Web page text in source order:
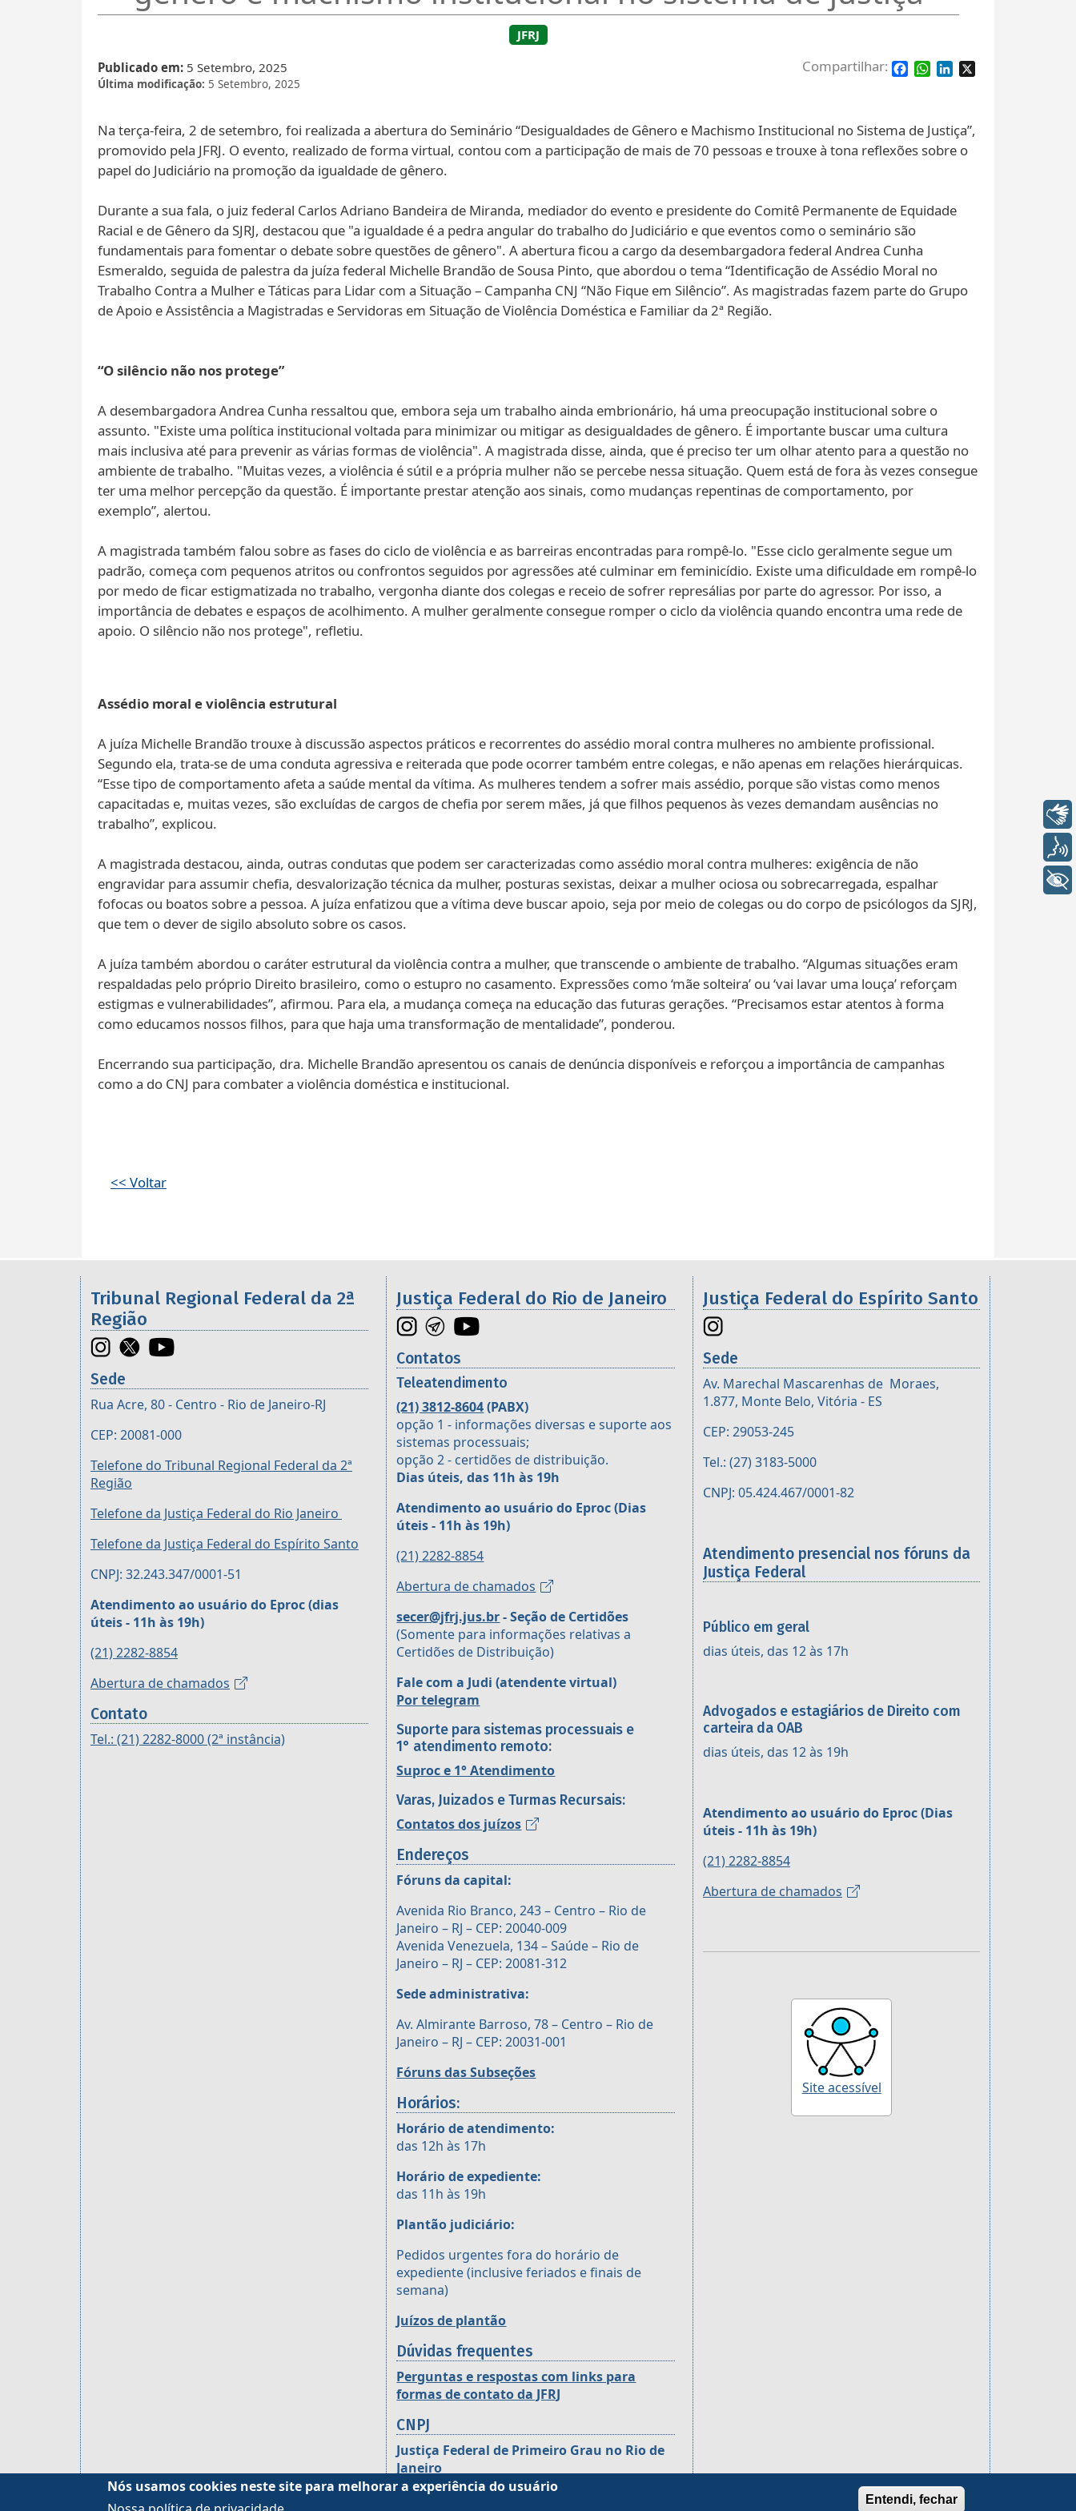
JFRJ
Publicado em 5 Setembro, 2025
Última modificação 5 Setembro, 2025
Facebook
WhatsApp
LinkedIn
Na terça-feira, 2 de setembro, foi realizada a abertura do Seminário “Desigualdades de Gênero e Machismo Institucional no Sistema de Justiça”,
promovido pela JFRJ. O evento, realizado de forma virtual, contou com a participação de mais de 70 pessoas e trouxe à tona reflexões sobre o
papel do Judiciário na promoção da igualdade de gênero.
Durante a sua fala, o juiz federal Carlos Adriano Bandeira de Miranda, mediador do evento e presidente do Comitê Permanente de Equidade
Racial e de Gênero da SJRJ​, destacou que "a igualdade é a pedra angular do trabalho do Judiciário e que eventos como o seminário são
fundamentais para fomentar o debate sobre questões de gênero". A abertura ficou a cargo da desembargadora federal Andrea Cunha
Esmeraldo, seguida de palestra da juíza federal Michelle Brandão de Sousa Pinto, que abordou o tema “Identificação de Assédio Moral no
Trabalho Contra a Mulher e Táticas para Lidar com a Situação – Campanha CNJ “Não Fique em Silêncio”. As magistradas fazem parte do Grupo
de Apoio e Assistência a Magistradas e Servidoras em Situação de Violência Doméstica e Familiar da 2ª Região.
“O silêncio não nos protege”
A desembargadora Andrea Cunha ressaltou que, embora seja um trabalho ainda embrionário, há uma preocupação institucional sobre o
assunto. "Existe uma política institucional voltada para minimizar ou mitigar as desigualdades de gênero. É importante buscar uma cultura
mais inclusiva até para prevenir as várias formas de violência". A magistrada disse, ainda, que é preciso ter um olhar atento para a questão no
ambiente de trabalho. "Muitas vezes, a violência é sútil e a própria mulher não se percebe nessa situação. Quem está de fora às vezes consegue
ter uma melhor percepção da questão. É importante prestar atenção aos sinais, como mudanças repentinas de comportamento, por
exemplo”, alertou.
A magistrada também falou sobre as fases do ciclo de violência e as barreiras encontradas para rompê-lo. "Esse ciclo geralmente segue um
padrão, começa com pequenos atritos ou confrontos seguidos por agressões até culminar em feminicídio. Existe uma dificuldade em rompê-lo
por medo de ficar estigmatizada no trabalho, vergonha diante dos colegas e receio de sofrer represálias por parte do agressor. Por isso, a
importância de debates e espaços de acolhimento. A mulher geralmente consegue romper o ciclo da violência quando encontra uma rede de
apoio. O silêncio não nos protege", refletiu.
Assédio moral e violência estrutural
A juíza Michelle Brandão trouxe à discussão aspectos práticos e recorrentes do assédio moral contra mulheres no ambiente profissional.
Segundo ela, trata-se de uma conduta agressiva e reiterada que pode ocorrer também entre colegas, e não apenas em relações hierárquicas.
“Esse tipo de comportamento afeta a saúde mental da vítima. As mulheres tendem a sofrer mais assédio, porque são vistas como menos
capacitadas e, muitas vezes, são excluídas de cargos de chefia por serem mães, já que filhos pequenos às vezes demandam ausências no
trabalho”, explicou.
A magistrada destacou, ainda, outras condutas que podem ser caracterizadas como assédio moral contra mulheres: exigência de não
engravidar para assumir chefia, desvalorização técnica da mulher, posturas sexistas, deixar a mulher ociosa ou sobrecarregada, espalhar
fofocas ou boatos sobre a pessoa. A juíza enfatizou que a vítima deve buscar apoio, seja por meio de colegas ou do corpo de psicólogos da SJRJ,
que tem o dever de sigilo absoluto sobre os casos.
A juíza também abordou o caráter estrutural da violência contra a mulher, que transcende o ambiente de trabalho. “Algumas situações eram
respaldadas pelo próprio Direito brasileiro, como o estupro no casamento. Expressões como ‘mãe solteira’ ou ‘vai lavar uma louça’ reforçam
estigmas e vulnerabilidades”, afirmou. Para ela, a mudança começa na educação das futuras gerações. “Precisamos estar atentos à forma
como educamos nossos filhos, para que haja uma transformação de mentalidade”, ponderou.
Encerrando sua participação, dra. Michelle Brandão apresentou os canais de denúncia disponíveis e reforçou a importância de campanhas
como a do CNJ para combater a violência doméstica e institucional.
<< Voltar
Informações úteis sobre os órgãos da 2ª Região
Tribunal Regional Federal da 2ª
Região
Sede
Rua Acre, 80 - Centro - Rio de Janeiro-RJ
CEP: 20081-000
Telefone do Tribunal Regional Federal da 2ª
Região
Telefone da Justiça Federal do Rio Janeiro
Telefone da Justiça Federal do Espírito Santo
CNPJ: 32.243.347/0001-51
Atendimento ao usuário do Eproc (dias
úteis - 11h às 19h)
(21) 2282-8854
Abertura de chamados
Contato
Tel.: (21) 2282-8000 (2ª instância)
Justiça Federal do Rio de Janeiro
Contatos
Teleatendimento
(21) 3812-8604(PABX)
opção 1 - informações diversas e suporte aos
sistemas processuais;
opção 2 - certidões de distribuição.
Dias úteis, das 11h às 19h
Atendimento ao usuário do Eproc (Dias
úteis - 11h às 19h)
(21) 2282-8854
Abertura de chamados
secer@jfrj.jus.br- Seção de Certidões
(Somente para informações relativas a
Certidões de Distribuição)
Fale com a Judi (atendente virtual)
Por telegram
Suporte para sistemas processuais e
1° atendimento remoto:
Suproc e 1° Atendimento
Varas, Juizados e Turmas Recursais:
Contatos dos juízos
Endereços
Fóruns da capital:
Avenida Rio Branco, 243 – Centro – Rio de
Janeiro – RJ – CEP: 20040-009
Avenida Venezuela, 134 – Saúde – Rio de
Janeiro – RJ – CEP: 20081-312
Sede administrativa:
Av. Almirante Barroso, 78 – Centro – Rio de
Janeiro – RJ – CEP: 20031-001
Fóruns das Subseções
Horários:
Horário de atendimento:
das 12h às 17h
Horário de expediente:
das 11h às 19h
Plantão judiciário:
Pedidos urgentes fora do horário de
expediente (inclusive feriados e finais de
semana)
Juízos de plantão
Dúvidas frequentes
Perguntas e respostas com links para
formas de contato da JFRJ
CNPJ
Justiça Federal de Primeiro Grau no Rio de
Janeiro
CNPJ: 05.424.540/0001-16
Justiça Federal do Espírito Santo
Sede
Av. Marechal Mascarenhas de Moraes,
1.877, Monte Belo, Vitória - ES
CEP: 29053-245
Tel.: (27) 3183-5000
CNPJ: 05.424.467/0001-82
Atendimento presencial nos fóruns da
Justiça Federal
Público em geral
dias úteis, das 12 às 17h
Advogados e estagiários de Direito com
carteira da OAB
dias úteis, das 12 às 19h
Atendimento ao usuário do Eproc (Dias
úteis - 11h às 19h)
(21) 2282-8854
Abertura de chamados
Site acessível
+ Acessibilidade
Nós usamos cookies neste site para melhorar a experiência do usuário
Entendi, fechar